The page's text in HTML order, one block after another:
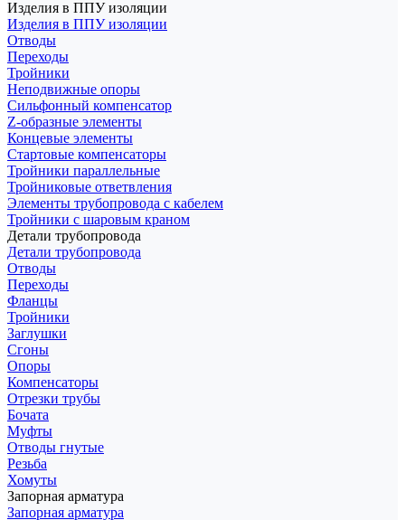
Изделия в ППУ изоляции
Изделия в ППУ изоляции
Отводы
Переходы
Тройники
Неподвижные опоры
Cильфонный компенсатор
Z-образные элементы
Концевые элементы
Стартовые компенсаторы
Тройники параллельные
Тройниковые ответвления
Элементы трубопровода с кабелем
Тройники с шаровым краном
Детали трубопровода
Детали трубопровода
Отводы
Переходы
Фланцы
Тройники
Заглушки
Сгоны
Опоры
Компенсаторы
Отрезки трубы
Бочата
Муфты
Отводы гнутые
Резьба
Хомуты
Запорная арматура
Запорная арматура